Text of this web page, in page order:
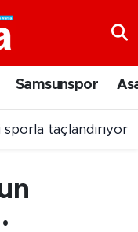
Samsunspor
taçlandırıyor
Fikstür